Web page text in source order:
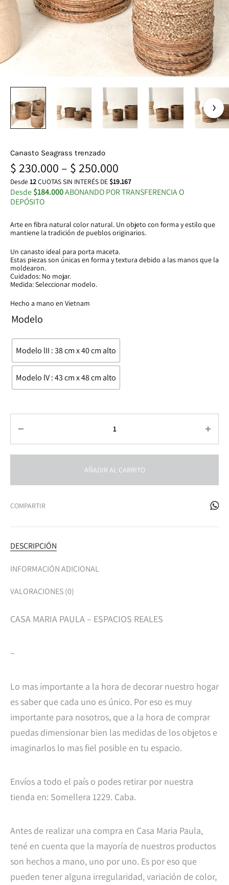
Canasto Seagrass trenzado
$ 230.000 – $ 250.000
Desde12CUOTAS SIN INTERÉS DE$19.167
Desde$184.000ABONANDO POR TRANSFERENCIA O
DEPÓSITO
Arte en fibra natural color natural. Un objeto con forma y estilo que
mantiene la tradición de pueblos originarios.
Un canasto ideal para porta maceta.
Estas piezas son únicas en forma y textura debido a las manos que la
moldearon.
Cuidados: No mojar.
Medida: Seleccionar modelo.
Hecho a mano en Vietnam
Modelo
Modelo lII : 38 cm x 40 cm alto
Modelo lV : 43 cm x 48 cm alto
AÑADIR AL CARRITO
COMPARTIR
DESCRIPCIÓN
INFORMACIÓN ADICIONAL
VALORACIONES (0)
CASA MARIA PAULA – ESPACIOS REALES
–
Lo mas importante a la hora de decorar nuestro hogar
es saber que cada uno es único. Por eso es muy
importante para nosotros, que a la hora de comprar
puedas dimensionar bien las medidas de los objetos e
imaginarlos lo mas fiel posible en tu espacio.
Envíos a todo el país o podes retirar por nuestra
tienda en: Somellera 1229. Caba.
Antes de realizar una compra en Casa Maria Paula,
tené en cuenta que la mayoría de nuestros productos
son hechos a mano, uno por uno. Es por eso que
pueden tener alguna irregularidad, variación de color,